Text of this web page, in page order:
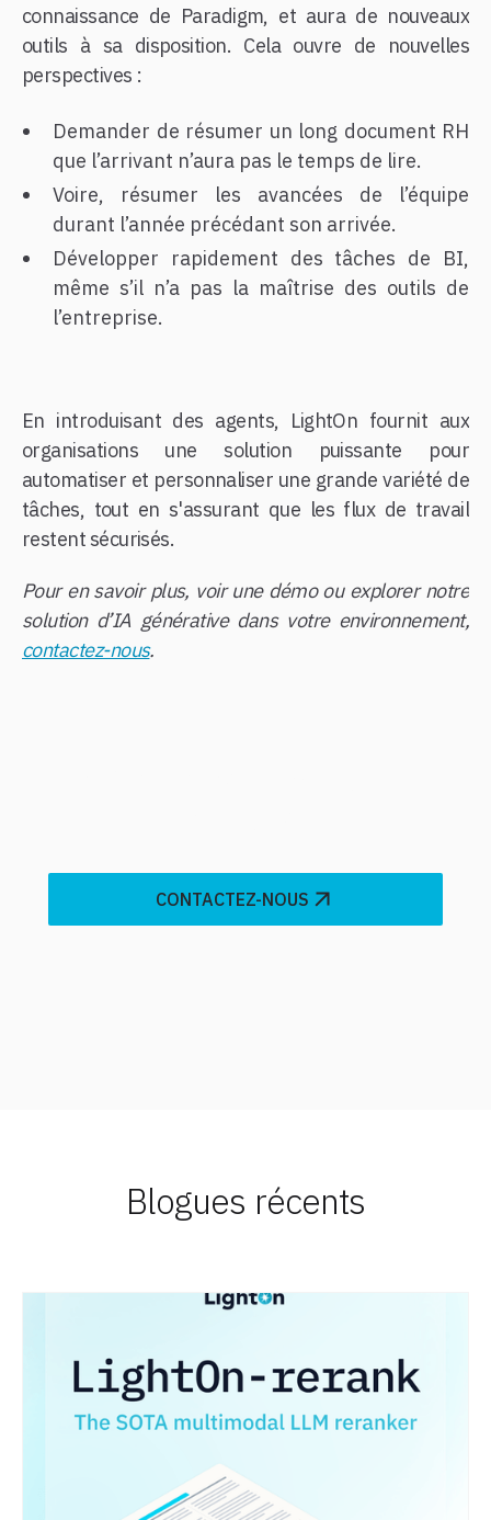
connaissance de Paradigm, et aura de nouveaux
outils à sa disposition. Cela ouvre de nouvelles
perspectives :
Demander de résumer un long document RH
que l’arrivant n’aura pas le temps de lire.
Voire, résumer les avancées de l’équipe
durant l’année précédant son arrivée.
Développer rapidement des tâches de BI,
même s’il n’a pas la maîtrise des outils de
l’entreprise.
En introduisant des agents, LightOn fournit aux
organisations une solution puissante pour
automatiser et personnaliser une grande variété de
tâches, tout en s'assurant que les flux de travail
restent sécurisés.
Pour en savoir plus, voir une démo ou explorer notre
solution d’IA générative dans votre environnement,
contactez-nous.
CONTACTEZ-NOUS
Blogues récents